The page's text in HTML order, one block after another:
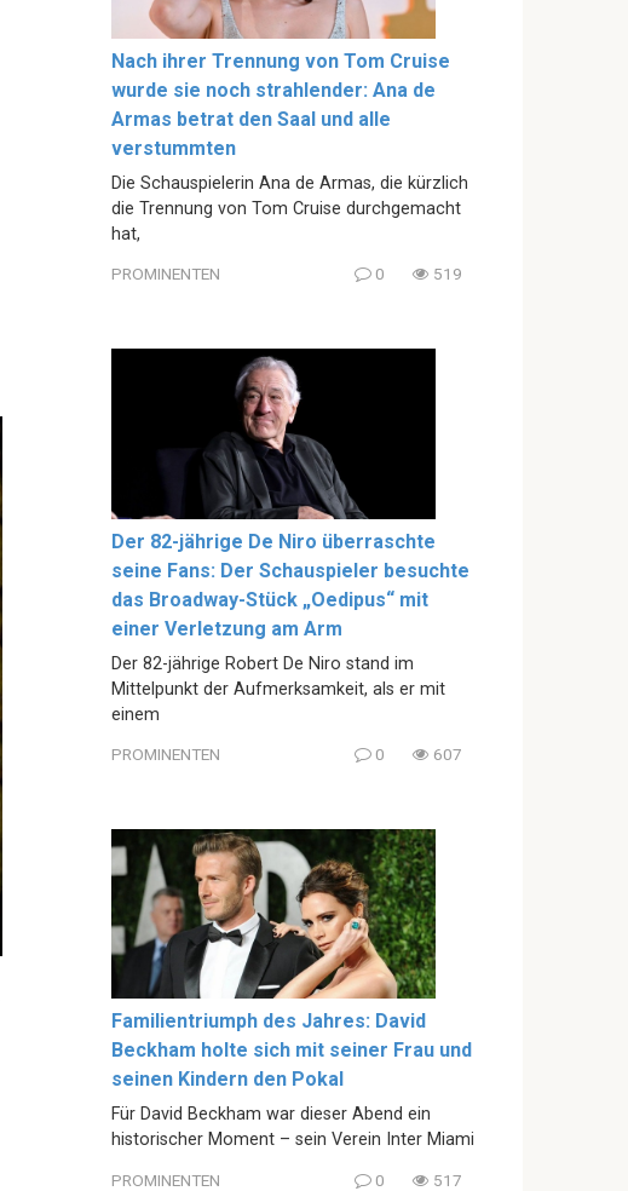
Nach ihrer Trennung von Tom Cruise
wurde sie noch strahlender: Ana de
Armas betrat den Saal und alle
verstummten
Die Schauspielerin Ana de Armas, die kürzlich
die Trennung von Tom Cruise durchgemacht
hat,
PROMINENTEN 0 519
Der 82-jährige De Niro überraschte
seine Fans: Der Schauspieler besuchte
das Broadway-Stück „Oedipus“ mit
einer Verletzung am Arm
Der 82-jährige Robert De Niro stand im
Mittelpunkt der Aufmerksamkeit, als er mit
einem
PROMINENTEN 0 607
Familientriumph des Jahres: David
Beckham holte sich mit seiner Frau und
seinen Kindern den Pokal
Für David Beckham war dieser Abend ein
historischer Moment – sein Verein Inter Miami
PROMINENTEN 0 517